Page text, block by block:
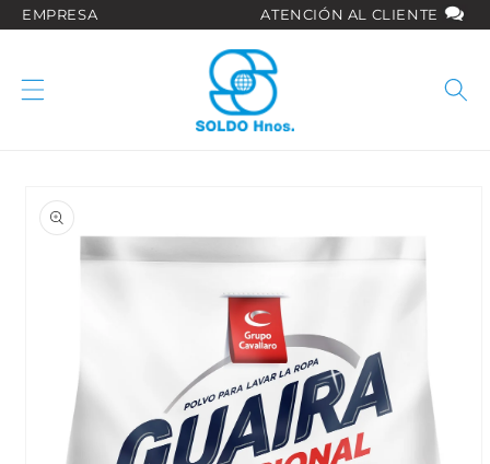
directamente
EMPRESA ATENCIÓN AL CLIENTE
información
del producto